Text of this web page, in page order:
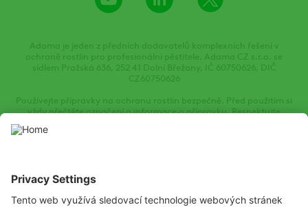
Channel
Adama je jeden z předních dodavatelů komplexních řešení v
ochraně rostlin pro profesionální pěstitele. Adama CZ s.r.o. se
sídlem Pražská 636, 252 41 Dolní Břežany, IČ 60750626, DIČ
CZ60750626
Používejte přípravky na ochranu rostlin bezpečně. Před použitím si
vždy přečtěte označení a informace o přípravku. Respektujte
Před použitím si vždy přečtěte etiketu a informace o přípravku a
věnujte zvláštní pozornost dalším pokynům, piktogramům a
výstražným větám o nebezpečnosti, abyste zajistili bezpečné